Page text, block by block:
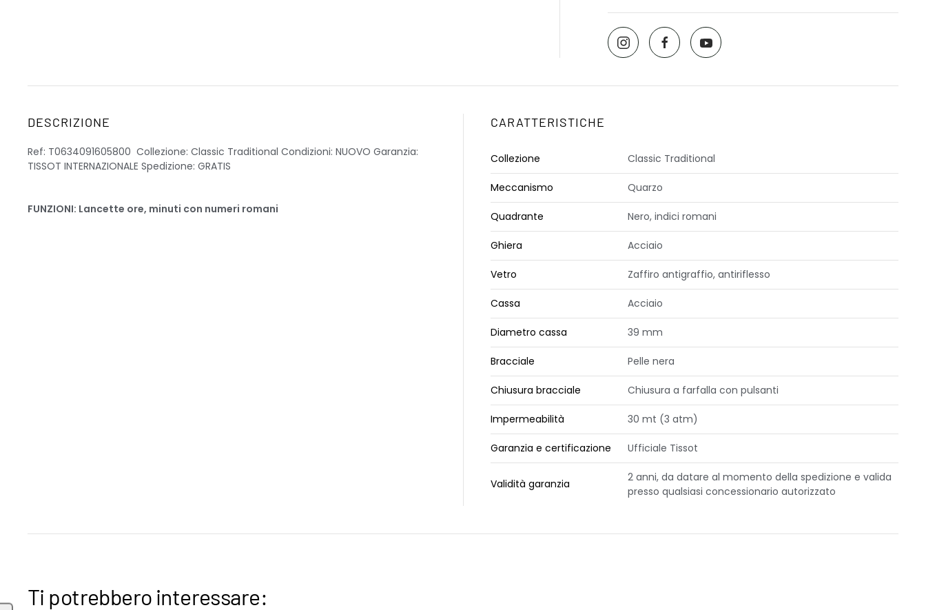
DESCRIZIONE
Ref: T0634091605800 Collezione: Classic Traditional Condizioni: NUOVO Garanzia:
TISSOT INTERNAZIONALE Spedizione: GRATIS
FUNZIONI: Lancette ore, minuti con numeri romani
CARATTERISTICHE
Collezione Classic Traditional
Meccanismo Quarzo
Quadrante Nero, indici romani
Ghiera Acciaio
Vetro Zaffiro antigraffio, antiriflesso
Cassa Acciaio
Diametro cassa 39 mm
Bracciale Pelle nera
Chiusura bracciale Chiusura a farfalla con pulsanti
Impermeabilità 30 mt (3 atm)
Garanzia e certificazione Ufficiale Tissot
Validità garanzia
2 anni, da datare al momento della spedizione e valida
presso qualsiasi concessionario autorizzato
Ti potrebbero interessare: